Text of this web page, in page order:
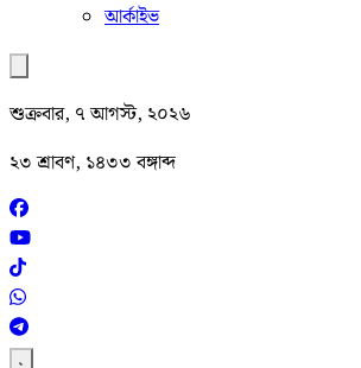
আর্কাইভ
শুক্রবার, ৭ আগস্ট, ২০২৬
২৩ শ্রাবণ, ১৪৩৩ বঙ্গাব্দ